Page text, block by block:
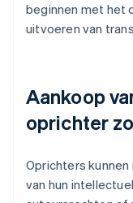
beginnen met het
uitvoeren van
Aankoop
oprichter
Oprichters
van hun